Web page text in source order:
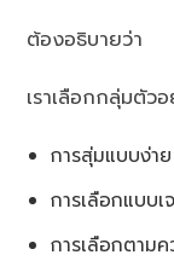
ต้องอธิบายว่า
เราเลือกกลุ่มตัว
การสุ่มแบบง่าย
การเลือกแบบเ
การเลือกตาม